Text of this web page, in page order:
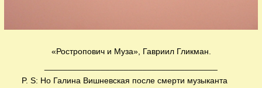
«Ростропович и Муза», Гавриил Гликман.
P. S: Но Галина Вишневская после смерти музыканта